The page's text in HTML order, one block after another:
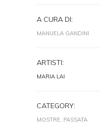
A CURA DI:
MANUELA GANDINI
ARTISTI:
MARIA LAI
CATEGORY:
MOSTRE, PASSATA